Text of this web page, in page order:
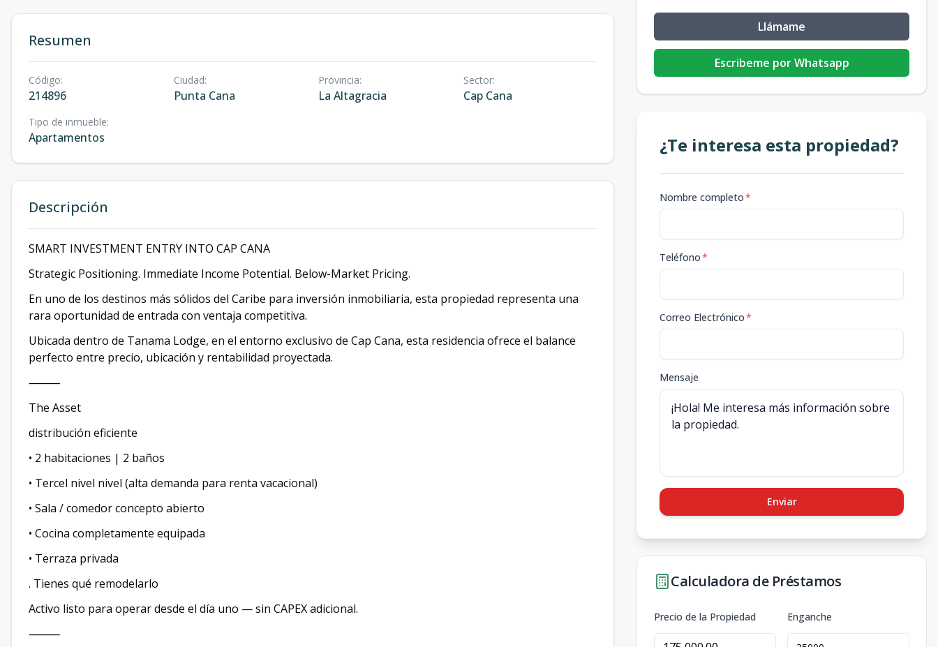
Resumen
Código:
214896
Ciudad:
Punta Cana
Provincia:
La Altagracia
Sector:
Cap Cana
Tipo de inmueble:
Apartamentos
Descripción
SMART INVESTMENT ENTRY INTO CAP CANA
Strategic Positioning. Immediate Income Potential. Below-Market Pricing.
En uno de los destinos más sólidos del Caribe para inversión inmobiliaria, esta propiedad representa una
rara oportunidad de entrada con ventaja competitiva.
Ubicada dentro de Tanama Lodge, en el entorno exclusivo de Cap Cana, esta residencia ofrece el balance
perfecto entre precio, ubicación y rentabilidad proyectada.
⸻
The Asset
distribución eficiente
• 2 habitaciones | 2 baños
• Tercel nivel nivel (alta demanda para renta vacacional)
• Sala / comedor concepto abierto
• Cocina completamente equipada
• Terraza privada
. Tienes qué remodelarlo
Activo listo para operar desde el día uno — sin CAPEX adicional.
⸻
Llámame
Escribeme por Whatsapp
¿Te interesa esta propiedad?
Nombre completo*
Teléfono*
Correo Electrónico*
Mensaje
Enviar
Calculadora de Préstamos
Precio de la Propiedad Enganche